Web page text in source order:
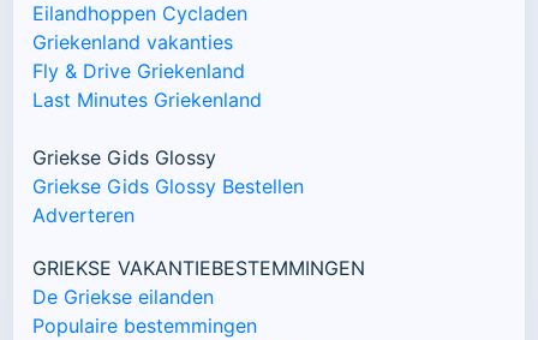
Eilandhoppen Cycladen
Griekenland vakanties
Fly & Drive Griekenland
Last Minutes Griekenland
Griekse Gids Glossy
Griekse Gids Glossy Bestellen
Adverteren
GRIEKSE VAKANTIEBESTEMMINGEN
De Griekse eilanden
Populaire bestemmingen